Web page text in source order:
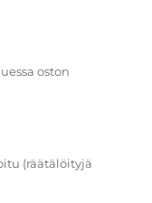
oston
(räätälöityjä